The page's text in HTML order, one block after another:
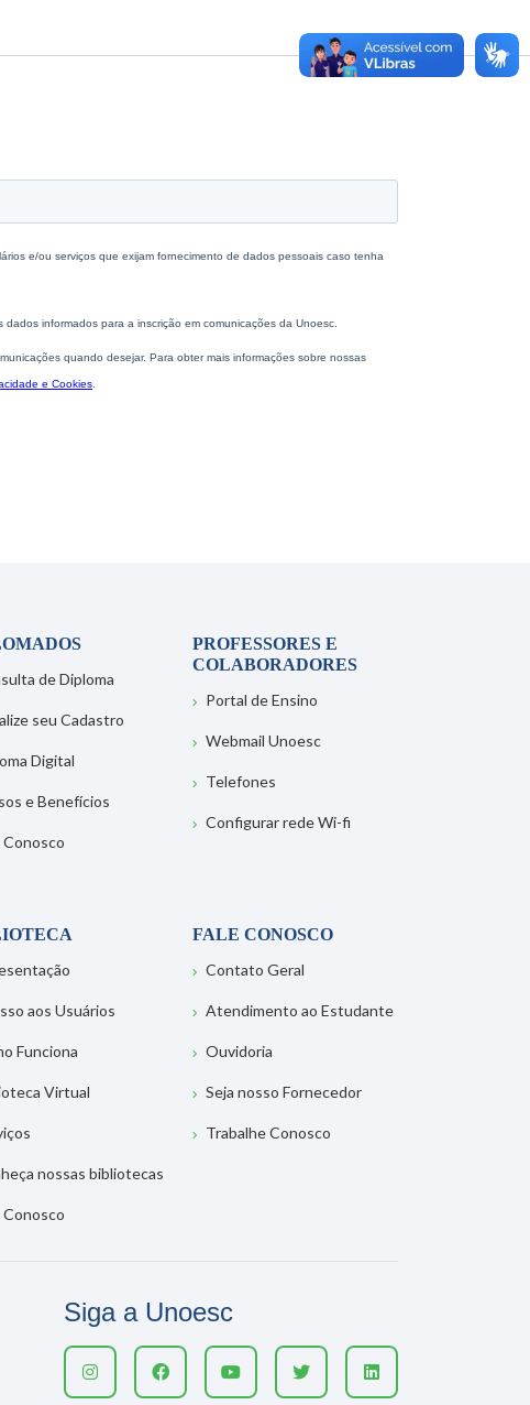
de Diploma
seu Cadastro
Digital
e Benefícios
Conosco
PROFESSORES E
COLABORADORES
Portal de Ensino
Webmail Unoesc
Telefones
Configurar rede Wi-fi
aos Usuários
Funciona
Virtual
nossas bibliotecas
Conosco
FALE CONOSCO
Contato Geral
Atendimento ao Estudante
Ouvidoria
Seja nosso Fornecedor
Trabalhe Conosco
Siga a Unoesc